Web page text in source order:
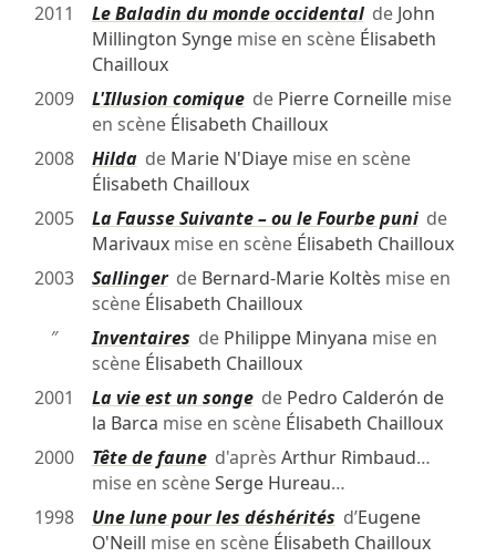
2011
Le Baladin du monde occidentalde John
Millington Syngemise en scène Élisabeth
Chailloux
2009
L'Illusion comiquede Pierre Corneillemise
en scène Élisabeth Chailloux
2008
Hildade Marie N'Diayemise en scène
Élisabeth Chailloux
2005
La Fausse Suivante – ou le Fourbe punide
Marivauxmise en scène Élisabeth Chailloux
2003
Sallingerde Bernard-Marie Koltès mise en
scène Élisabeth Chailloux
″
Inventaires de Philippe Minyana mise en
scène Élisabeth Chailloux
2001
La vie est un songede Pedro Calderón de
la Barca mise en scène Élisabeth Chailloux
2000
Tête de fauned'après Arthur Rimbaud…
mise en scèneSerge Hureau…
1998
Une lune pour les déshérités d’Eugene
O'Neill mise en scène Élisabeth Chailloux